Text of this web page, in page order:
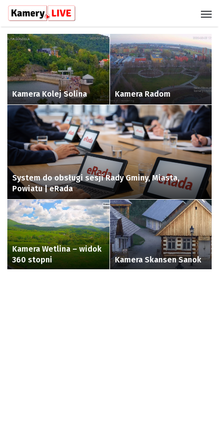
System
do
obsługi
sesji
Rady
Gminy,
Miasta,
Powiatu
|
eRada
System do obsługi sesji Rady Gminy, Miasta,
Powiatu | eRada
Kamera
Kolej
Solina
Kamera Kolej Solina
Kamera
Radom
Kamera Radom
Kamera
Wetlina
–
widok
360
Kamera Wetlina – widok
360 stopni
Kamera
Skansen
Sanok
Kamera Skansen Sanok